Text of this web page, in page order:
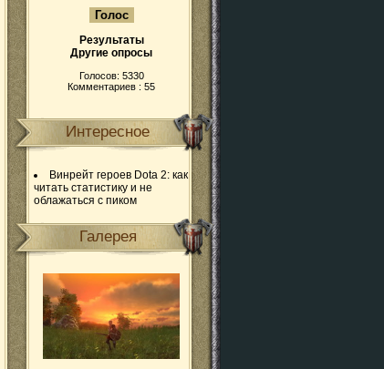
Результаты
Другие опросы
Голосов: 5330
Комментариев : 55
Интересное
Винрейт героев Dota 2: как
читать статистику и не
облажаться с пиком
Галерея